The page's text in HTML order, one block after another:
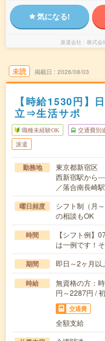
気になる!
派遣会社 株式会
未読 掲載日 2026/08/03
【時給1530円】
立⇒生活サポ
職種未経験OK 交通費別
派遣
勤務地
東京都新宿区
西新宿駅から
／落合南長崎
曜日頻度
シフト制（月
の相談もOK
時間
【シフト例】
は一例です！
期間 即日～2ヶ月以
時給
無資格の方：
円～2287円 /
交通費
全額支給